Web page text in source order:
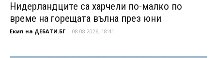
Нидерландците са харчели по-малко по
време на горещата вълна през юни
Екип на ДЕБАТИ.БГ - 08.08.2026, 18:41